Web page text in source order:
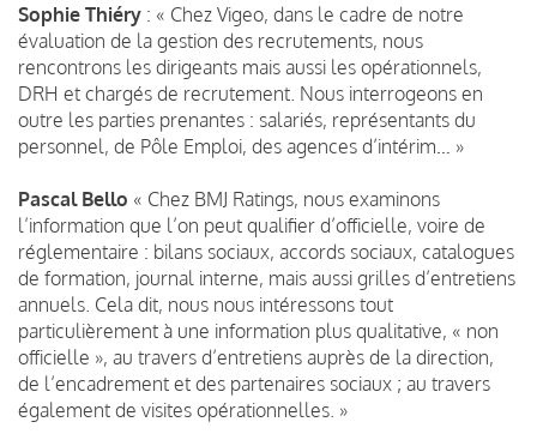
Sophie Thiéry : « Chez Vigeo, dans le cadre de notre
évaluation de la gestion des recrutements, nous
rencontrons les dirigeants mais aussi les opérationnels,
DRH et chargés de recrutement. Nous interrogeons en
outre les parties prenantes : salariés, représentants du
personnel, de Pôle Emploi, des agences d’intérim… »
Pascal Bello « Chez BMJ Ratings, nous examinons
l’information que l’on peut qualifier d’officielle, voire de
réglementaire : bilans sociaux, accords sociaux, catalogues
de formation, journal interne, mais aussi grilles d’entretiens
annuels. Cela dit, nous nous intéressons tout
particulièrement à une information plus qualitative, « non
officielle », au travers d’entretiens auprès de la direction,
de l’encadrement et des partenaires sociaux ; au travers
également de visites opérationnelles. »